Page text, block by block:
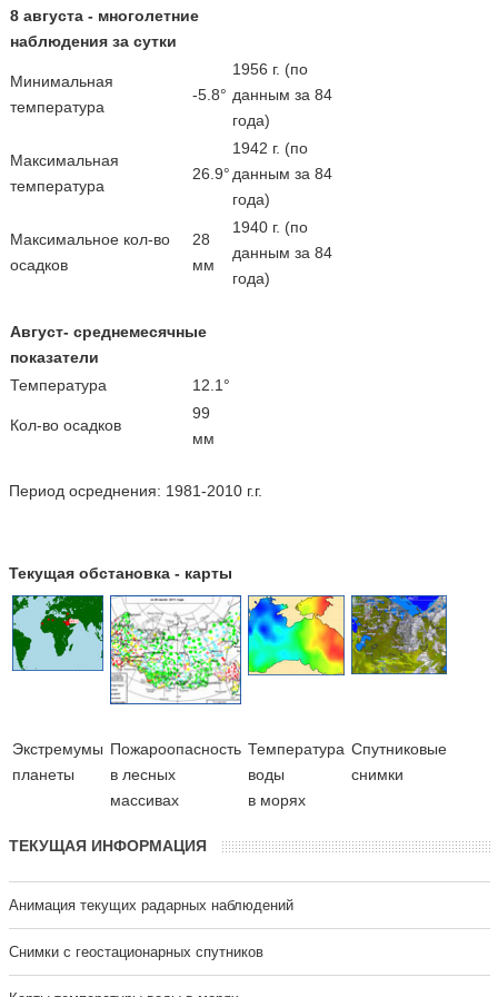
8 августа - многолетние
наблюдения за сутки
Минимальная
температура
-5.8°
1956 г. (по
данным за 84
года)
Максимальная
температура
26.9°
1942 г. (по
данным за 84
года)
Максимальное кол-во
осадков
28
мм
1940 г. (по
данным за 84
года)
Август- среднемесячные
показатели
Температура
12.1°
Кол-во осадков
99
мм
Период осреднения: 1981-2010 г.г.
Текущая обстановка - карты
Экстремумы
планеты
Пожароопасность
в лесных
массивах
Температура
воды
в морях
Cпутниковые
снимки
ТЕКУЩАЯ ИНФОРМАЦИЯ
Анимация текущих радарных наблюдений
Cнимки с геостационарных спутников